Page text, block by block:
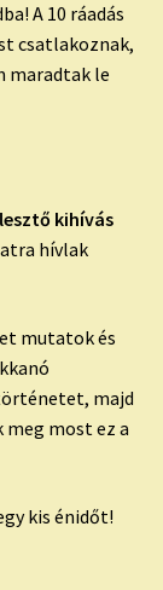
A 10 ráadás
csatlakoznak,
maradtak le
kihívás
hívlak
mutatok és
majd
meg most ez a
kis énidőt!